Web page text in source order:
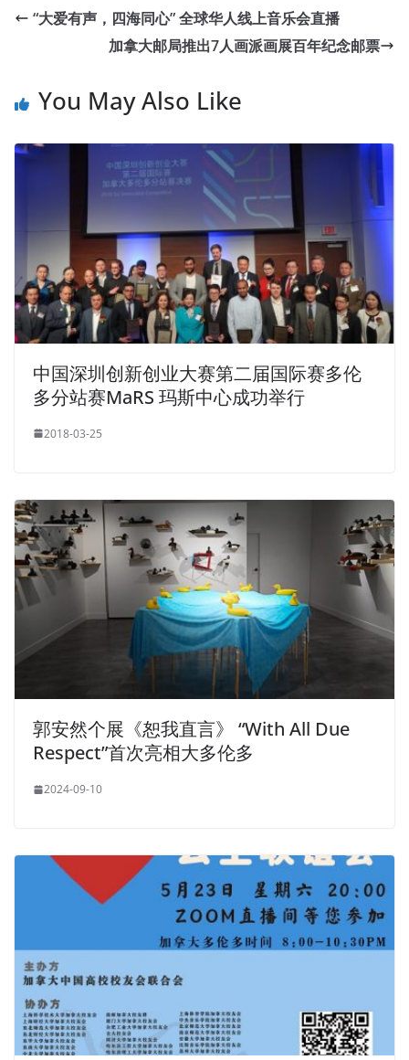
“大爱有声，四海同心” 全球华人线上音乐会直播
加拿大邮局推出7人画派画展百年纪念邮票
You May Also Like
中国深圳创新创业大赛第二届国际赛多伦
多分站赛MaRS 玛斯中心成功举行
2018-03-25
郭安然个展《恕我直言》 “With All Due
Respect”首次亮相大多伦多
2024-09-10